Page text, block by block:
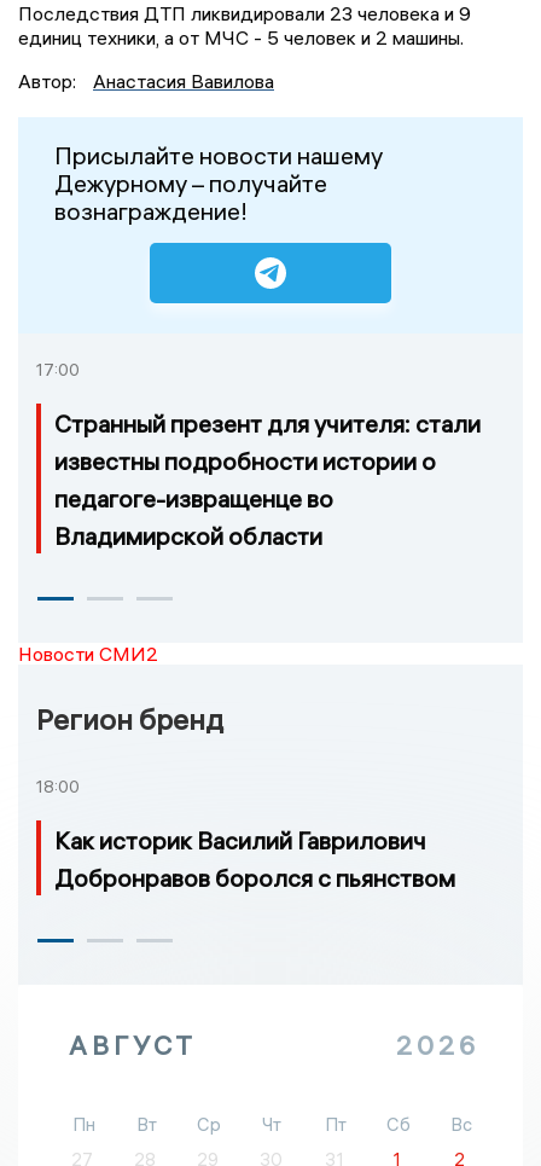
Последствия ДТП ликвидировали 23 человека и 9
единиц техники, а от МЧС - 5 человек и 2 машины.
Автор:
Анастасия Вавилова
Присылайте новости нашему
Дежурному – получайте
вознаграждение!
17:00
Странный презент для учителя: стали
известны подробности истории о
педагоге-извращенце во
Владимирской области
Новости СМИ2
Регион бренд
18:00
Как историк Василий Гаврилович
Добронравов боролся с пьянством
АВГУСТ 2026
Пн Вт Ср Чт Пт Сб
Вс
27
28 29 30 31 1 2